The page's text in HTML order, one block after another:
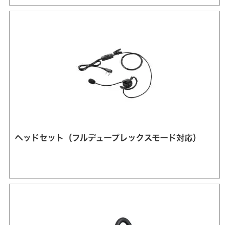
ヘッドセット（フルデュープレックスモード対応）